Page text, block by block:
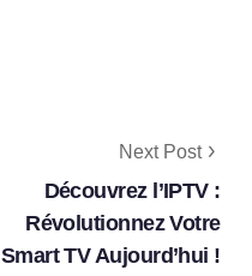
Next Post
Découvrez l’IPTV :
Révolutionnez Votre
Smart TV Aujourd’hui !